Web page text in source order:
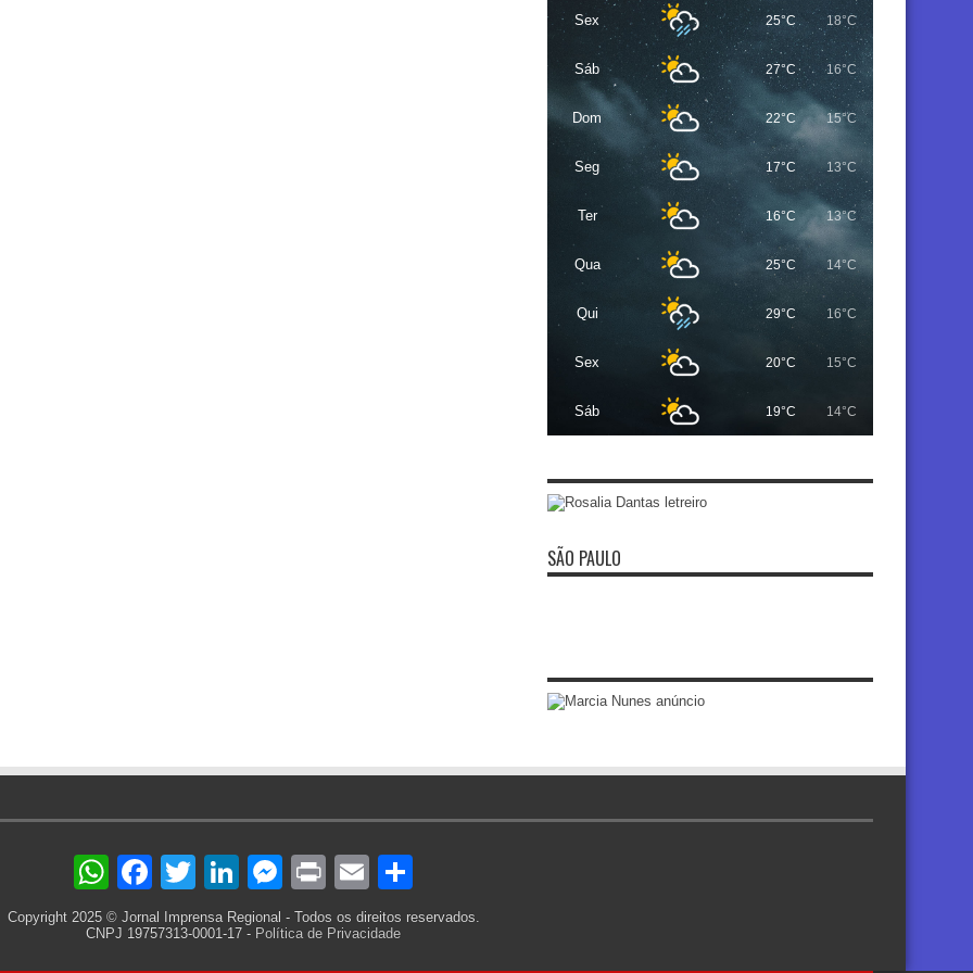
Sex 25°C 18°C
Sáb 27°C 16°C
Dom 22°C 15°C
Seg 17°C 13°C
Ter 16°C 13°C
Qua 25°C 14°C
Qui 29°C 16°C
Sex 20°C 15°C
Sáb 19°C 14°C
SÃO PAULO
WhatsApp
Facebook
TwitterLinkedIn
Messenger
PrintEmail
Copyright 2025 © Jornal Imprensa Regional - Todos os direitos reservados.
CNPJ 19757313-0001-17 - Política de Privacidade